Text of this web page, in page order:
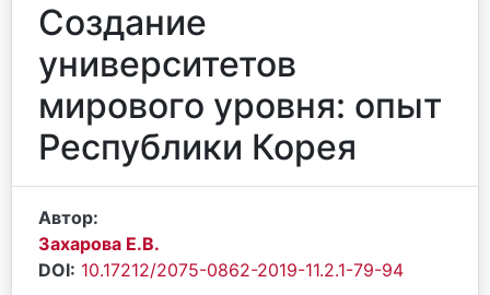
Создание
университетов
мирового уровня: опыт
Республики Корея
Автор:
Захарова Е.В.
DOI: 10.17212/2075-0862-2019-11.2.1-79-94